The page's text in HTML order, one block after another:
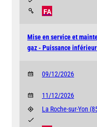
FA
Mise en service et
gaz - Puissance
09/12/2026
11/12/2026
La Roche-sur-Yon